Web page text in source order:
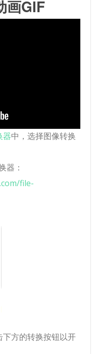
画GIF
器中，选择图像转换
器：
file-
方的转换按钮以开